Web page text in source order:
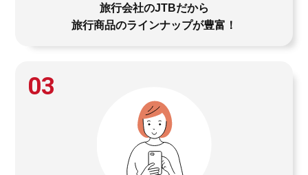
旅行会社のJTBだから
旅行商品のラインナップが豊富！
03